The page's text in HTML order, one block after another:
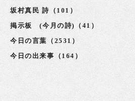
坂村真民 詩（101）
掲示板 (今月の詩)（41）
今日の言葉（2531）
今日の出来事（164）